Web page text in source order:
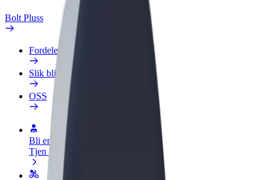
Bolt Pluss
Fordeler
Slik blir du med
OSS
Bli en sjåfør
Tjen penger på egne vilkår